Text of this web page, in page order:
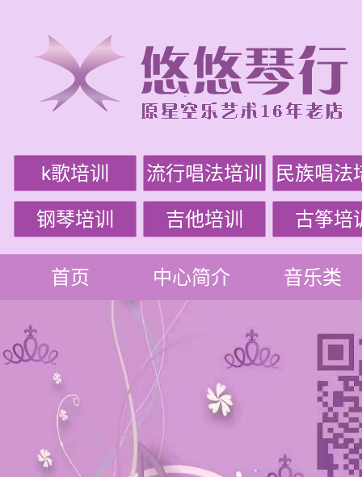
k歌培训 流行唱法培训 民族唱法
钢琴培训 吉他培训 古筝培
首页 中心简介 音乐类